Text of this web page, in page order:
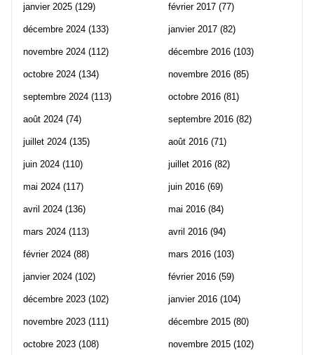
janvier 2025 (129)
décembre 2024 (133)
novembre 2024 (112)
octobre 2024 (134)
septembre 2024 (113)
août 2024 (74)
juillet 2024 (135)
juin 2024 (110)
mai 2024 (117)
avril 2024 (136)
mars 2024 (113)
février 2024 (88)
janvier 2024 (102)
décembre 2023 (102)
novembre 2023 (111)
octobre 2023 (108)
février 2017 (77)
janvier 2017 (82)
décembre 2016 (103)
novembre 2016 (85)
octobre 2016 (81)
septembre 2016 (82)
août 2016 (71)
juillet 2016 (82)
juin 2016 (69)
mai 2016 (84)
avril 2016 (94)
mars 2016 (103)
février 2016 (59)
janvier 2016 (104)
décembre 2015 (80)
novembre 2015 (102)